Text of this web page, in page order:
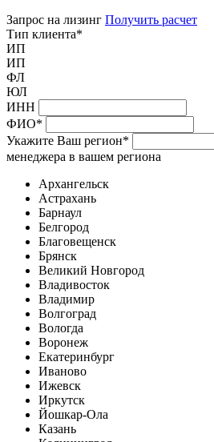
Запрос на лизинг Получить расчет
Тип клиента*
ИП
ИП
ФЛ
ЮЛ
ИНН
ФИО*
Укажите Ваш регион*
менеджера в вашем региона
Архангельск
Астрахань
Барнаул
Белгород
Благовещенск
Брянск
Великий Новгород
Владивосток
Владимир
Волгоград
Вологда
Воронеж
Екатеринбург
Иваново
Ижевск
Иркутск
Йошкар-Ола
Казань